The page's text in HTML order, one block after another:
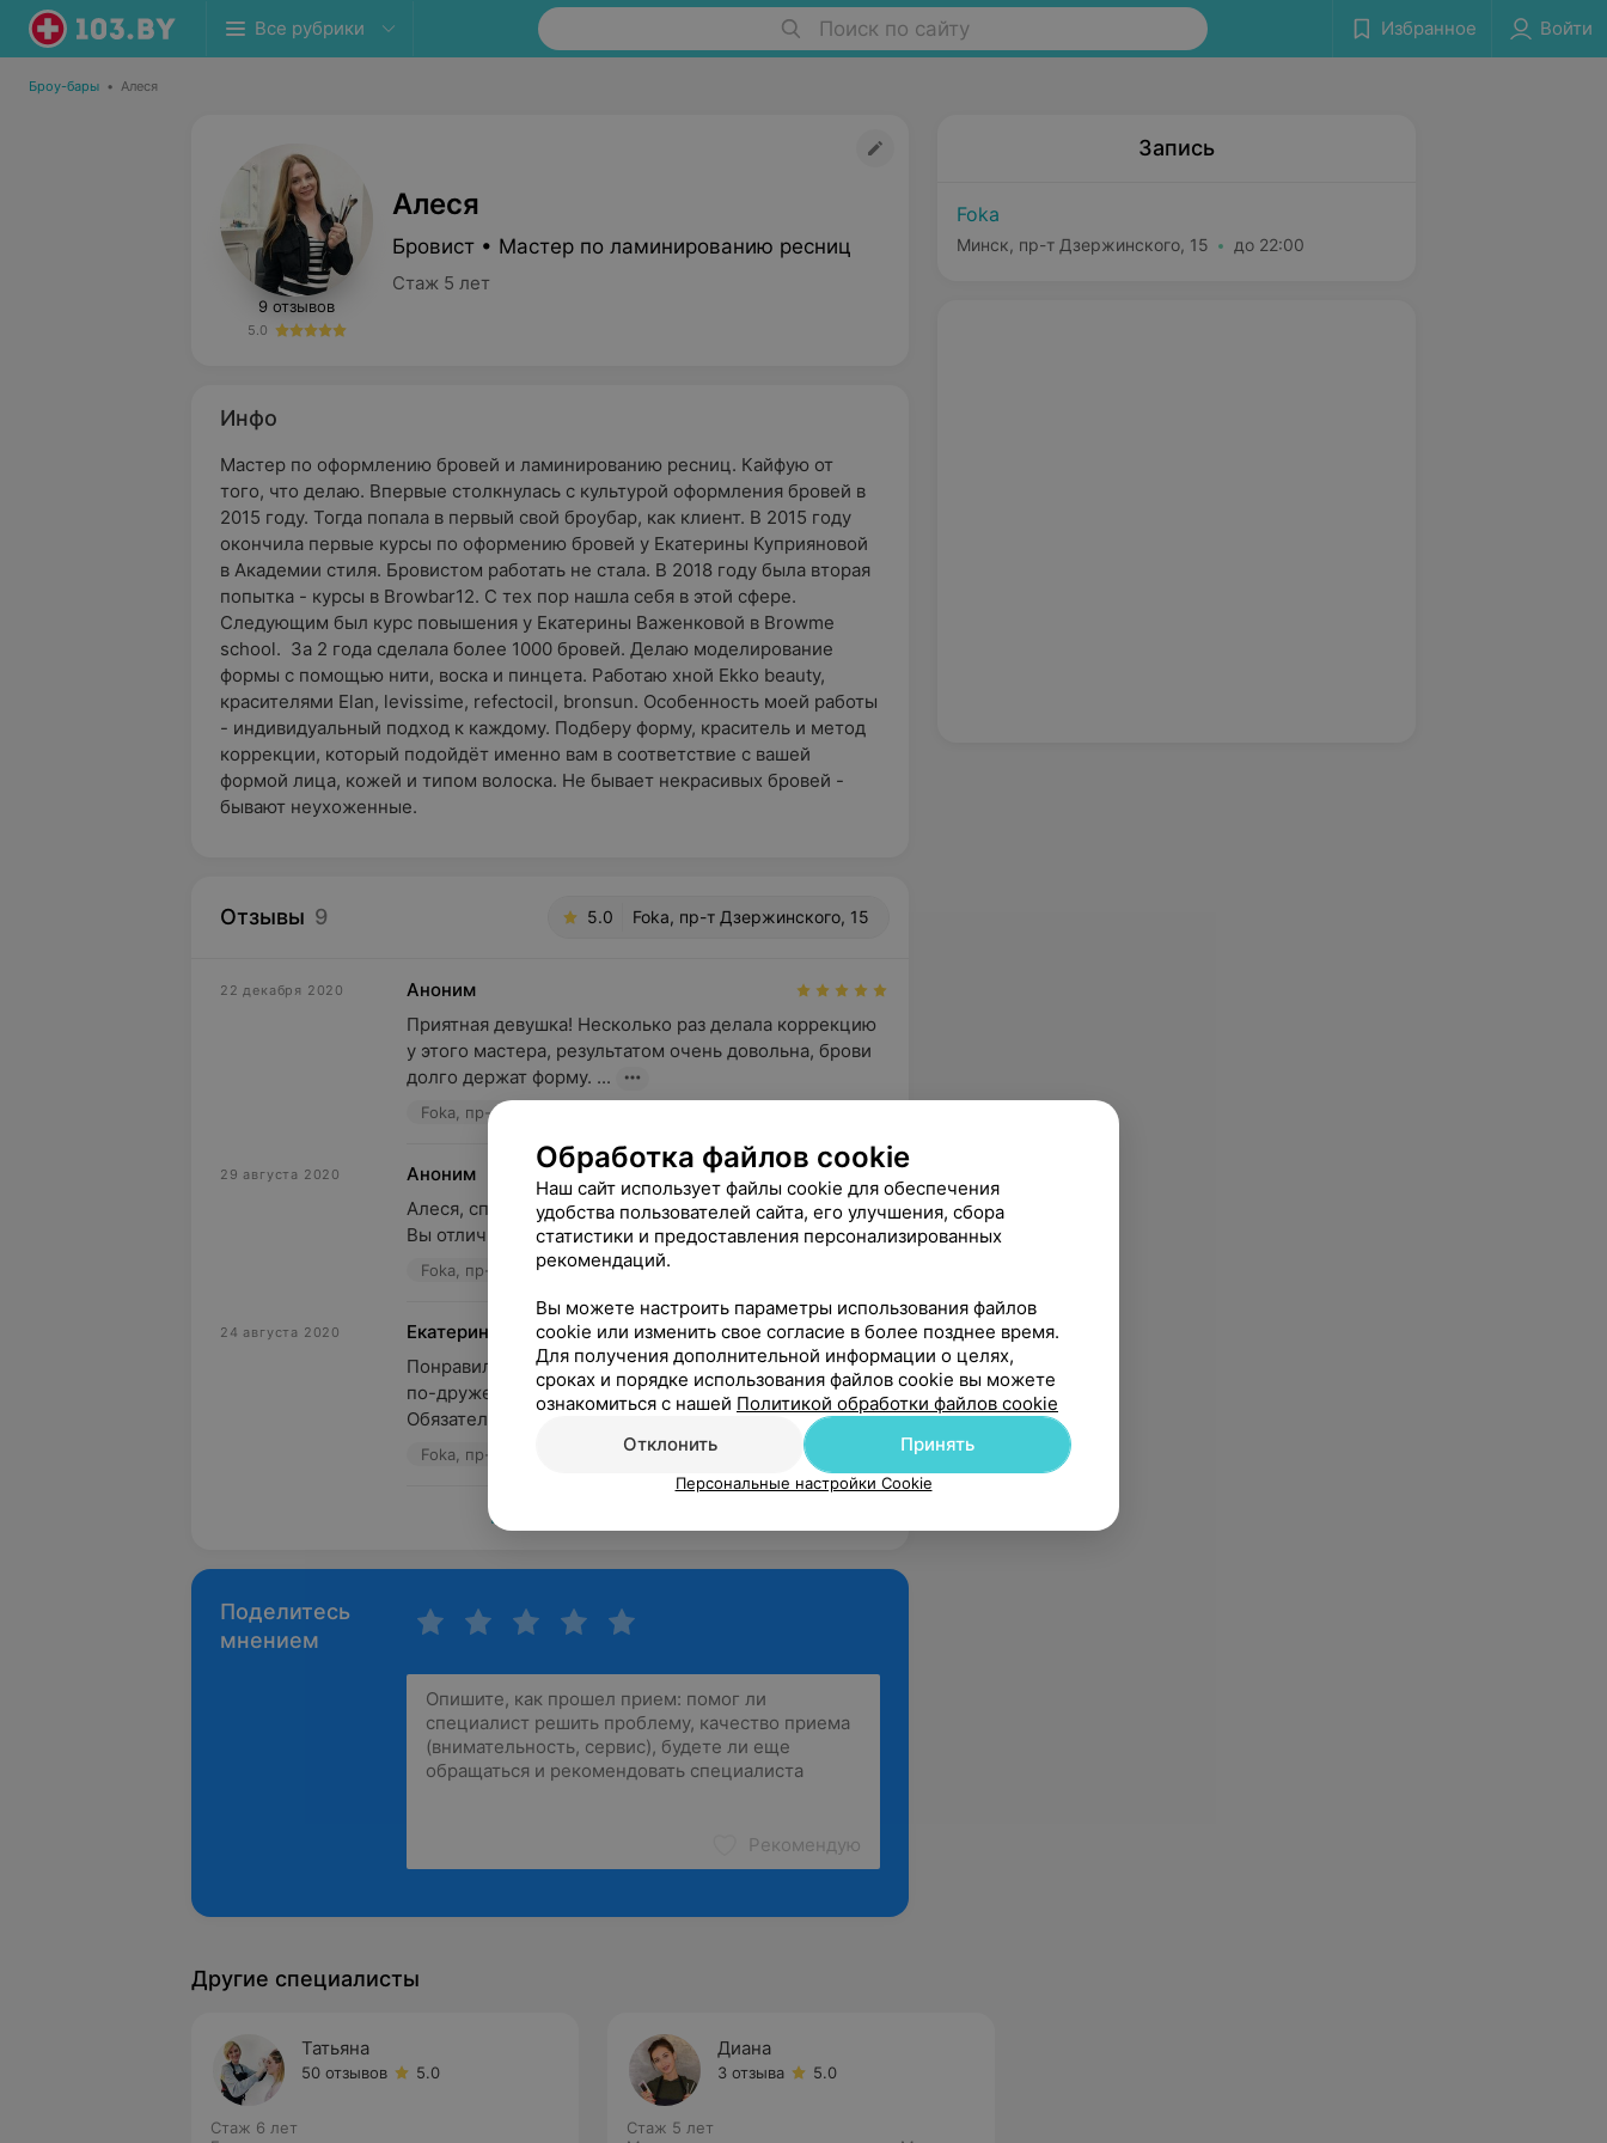
Все рубрики Поиск по сайту Избранное Войти
Броу-бары • Алеся
9 отзывов
5.0
Алеся
Бровист • Мастер по ламинированию ресниц
Стаж 5 лет
Инфо
Мастер по оформлению бровей и ламинированию ресниц. Кайфую от
того, что делаю. Впервые столкнулась с культурой оформления бровей в
2015 году. Тогда попала в первый свой броубар, как клиент. В 2015 году
окончила первые курсы по оформению бровей у Екатерины Куприяновой
в Академии стиля. Бровистом работать не стала. В 2018 году была вторая
попытка - курсы в Browbar12. С тех пор нашла себя в этой сфере.
Следующим был курс повышения у Екатерины Важенковой в Browme
school. За 2 года сделала более 1000 бровей. Делаю моделирование
формы с помощью нити, воска и пинцета. Работаю хной Ekko beauty,
красителями Elan, levissime, refectocil, bronsun. Особенность моей работы
- индивидуальный подход к каждому. Подберу форму, краситель и метод
коррекции, который подойдёт именно вам в соответствие с вашей
формой лица, кожей и типом волоска. Не бывает некрасивых бровей -
бывают неухоженные.
Отзывы 9 5.0 Foka, пр-т Дзержинского, 15
22 декабря 2020
Аноним
Приятная девушка! Несколько раз делала коррекцию
у этого мастера, результатом очень довольна, брови
долго держат форму. ...
Foka, пр-т Дзержинского, 15
29 августа 2020
Аноним
Алеся, спасибо за бровки❤️
Вы отличный мастер!
Foka, пр-т Дзержинского, 15
24 августа 2020
Екатерина
Понравилась атмосфера салона,  очень уютно и мило,
по-дружески. Отдельное спасибо Алесе за мои брови.
Обязательно в сле...
Foka, пр-т Дзержинского, 15 Источник Yclients
Показать ещё
Поделитесь
мнением
Рекомендую
Запись
Foka
Минск, пр-т Дзержинского, 15 до 22:00
Другие специалисты
Татьяна
50 отзывов 5.0
Стаж 6 лет
Диана
3 отзыва 5.0
Стаж 5 лет
Обработка файлов cookie
Наш сайт использует файлы cookie для обеспечения
удобства пользователей сайта, его улучшения, сбора
статистики и предоставления персонализированных
рекомендаций.
Вы можете настроить параметры использования файлов
cookie или изменить свое согласие в более позднее время.
Для получения дополнительной информации о целях,
сроках и порядке использования файлов cookie вы можете
ознакомиться с нашей Политикой обработки файлов cookie
Отклонить
Принять
Персональные настройки Cookie